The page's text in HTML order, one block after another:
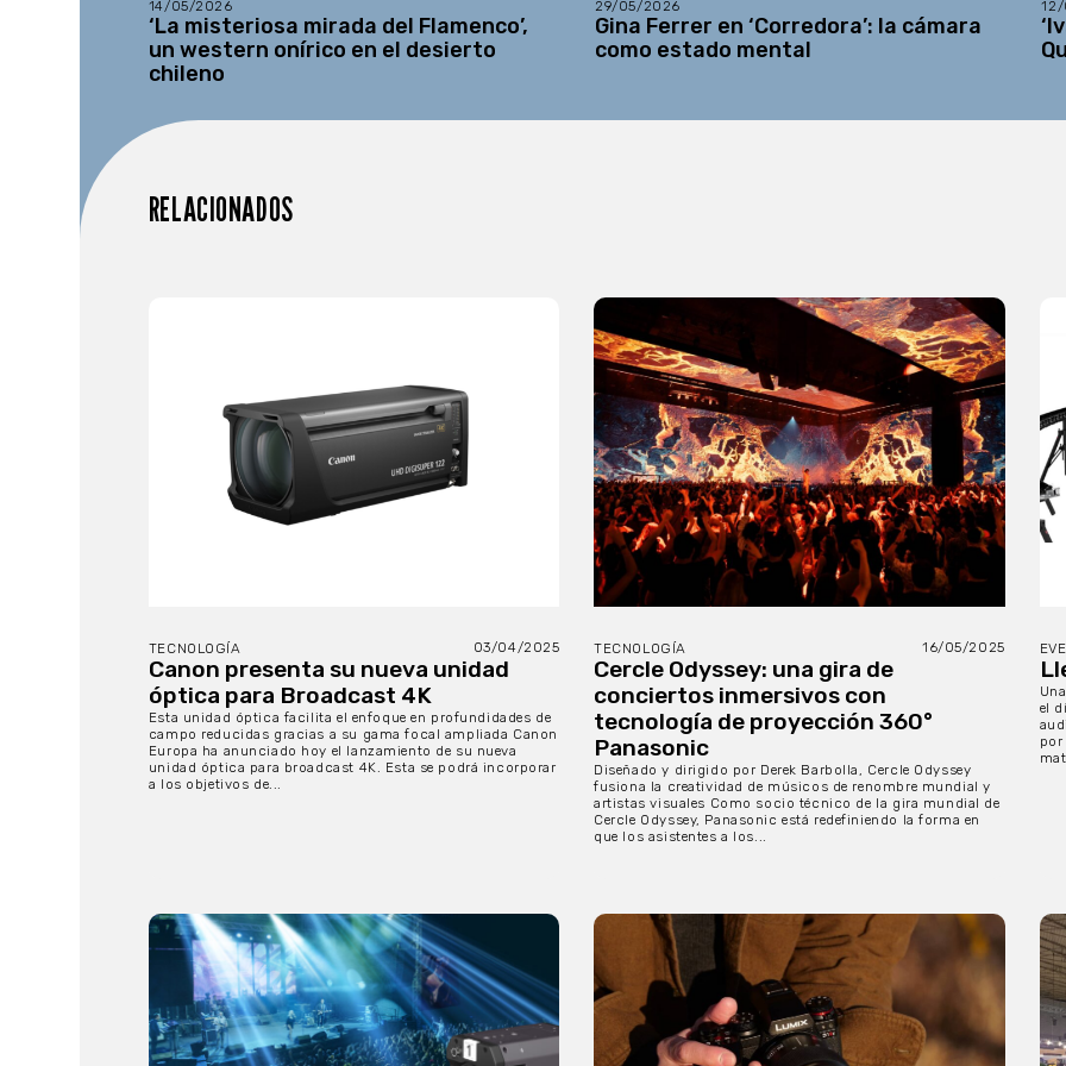
14/05/2026
‘La misteriosa mirada del Flamenco’,
un western onírico en el desierto
chileno
29/05/2026
Gina Ferrer en ‘Corredora’: la cámara
como estado mental
RELACIONADOS
TECNOLOGÍA 03/04/2025
Canon presenta su nueva unidad
óptica para Broadcast 4K
Esta unidad óptica facilita el enfoque en profundidades de
campo reducidas gracias a su gama focal ampliada Canon
Europa ha anunciado hoy el lanzamiento de su nueva
unidad óptica para broadcast 4K. Esta se podrá incorporar
a los objetivos de...
TECNOLOGÍA 16/05/2025
Cercle Odyssey: una gira de
conciertos inmersivos con
tecnología de proyección 360°
Panasonic
Diseñado y dirigido por Derek Barbolla, Cercle Odyssey
fusiona la creatividad de músicos de renombre mundial y
artistas visuales Como socio técnico de la gira mundial de
Cercle Odyssey, Panasonic está redefiniendo la forma en
que los asistentes a los...
el